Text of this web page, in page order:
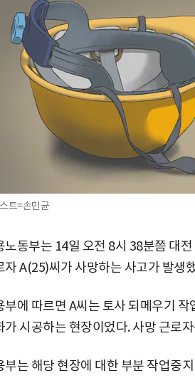
트=손민균
노동부는 14일 오전 8시 38분쯤 대
자 A(25)씨가 사망하는 사고가 발생
부에 따르면 A씨는 토사 되메우기
가 시공하는 현장이었다. 사망 근로
부는 해당 현장에 대한 부분 작업중